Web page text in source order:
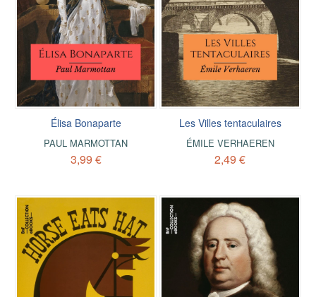
Élisa Bonaparte
PAUL MARMOTTAN
3,99 €
Les Villes tentaculaires
ÉMILE VERHAEREN
2,49 €